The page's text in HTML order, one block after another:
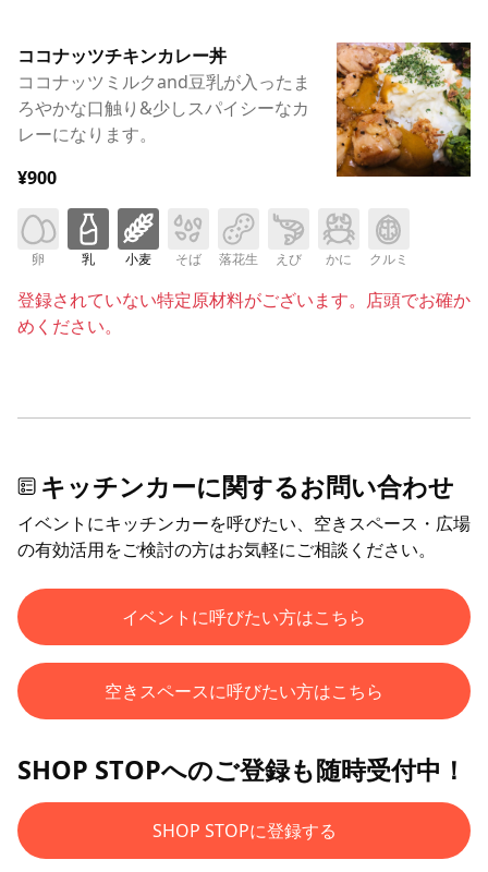
ココナッツチキンカレー丼
ココナッツミルクand豆乳が入ったま
ろやかな口触り&少しスパイシーなカ
レーになります。
¥900
卵 乳 小麦 そば 落花生 えび かに クルミ
登録されていない特定原材料がございます。店頭でお確か
めください。
キッチンカーに関するお問い合わせ
イベントにキッチンカーを呼びたい、空きスペース・広場
の有効活用をご検討の方はお気軽にご相談ください。
イベントに呼びたい方はこちら
空きスペースに呼びたい方はこちら
SHOP STOPへのご登録も随時受付中！
SHOP STOPに登録する